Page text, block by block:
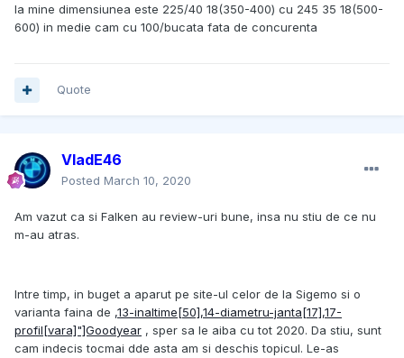
la mine dimensiunea este 225/40 18(350-400) cu 245 35 18(500-
600) in medie cam cu 100/bucata fata de concurenta
Quote
VladE46
Posted March 10, 2020
Am vazut ca si Falken au review-uri bune, insa nu stiu de ce nu
m-au atras.
Intre timp, in buget a aparut pe site-ul celor de la Sigemo si o
varianta faina de ,13-inaltime[50],14-diametru-janta[17],17-
profil[vara]"]Goodyear , sper sa le aiba cu tot 2020. Da stiu, sunt
cam indecis tocmai dde asta am si deschis topicul. Le-as